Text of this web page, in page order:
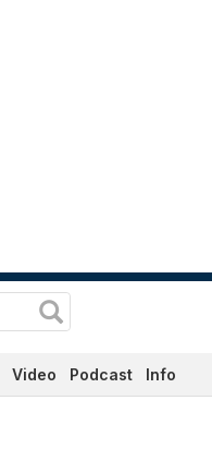
Video Podcast Info